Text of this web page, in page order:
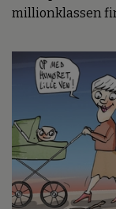
millionklassen